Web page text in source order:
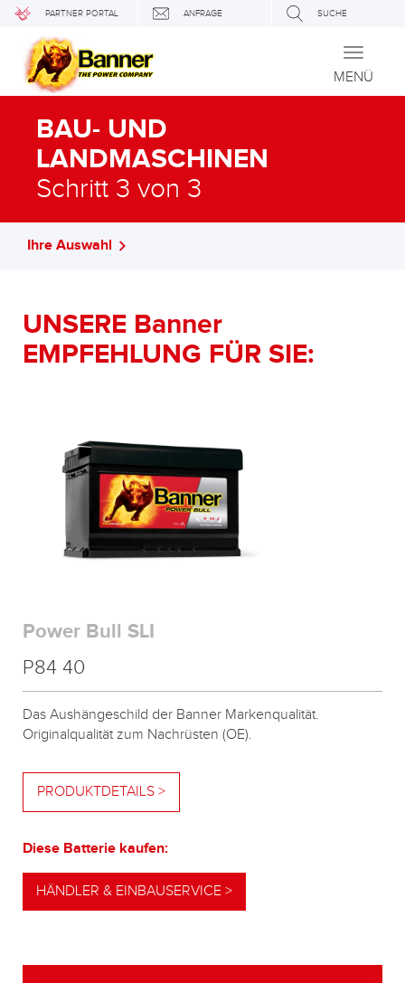
PARTNER PORTAL ANFRAGE SUCHE
Toggle
MENÜ
BAU- UND
LANDMASCHINEN
Schritt 3 von 3
Ihre Auswahl
UNSERE Banner
EMPFEHLUNG FÜR SIE:
Power Bull SLI
P84 40
Das Aushängeschild der Banner Markenqualität.
Originalqualität zum Nachrüsten (OE).
PRODUKTDETAILS >
Diese Batterie kaufen:
HÄNDLER & EINBAUSERVICE >